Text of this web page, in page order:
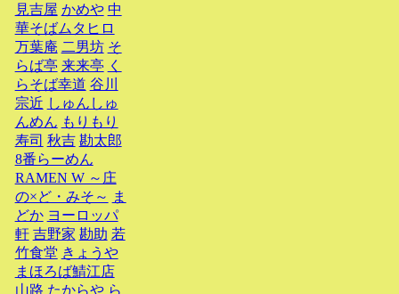
見吉屋 かめや 中
華そばムタヒロ
万葉庵 二男坊 そ
らば亭 来来亭 く
らそば幸道 谷川
宗近 しゅんしゅ
んめん もりもり
寿司 秋吉 勘太郎
8番らーめん
RAMEN W ～庄
の×ど・みそ～ ま
どか ヨーロッパ
軒 吉野家 勘助 若
竹食堂 きょうや
まほろば鯖江店
山路 たからや ら